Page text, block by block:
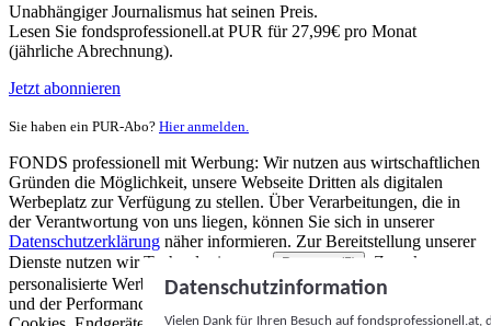
Unabhängiger Journalismus hat seinen Preis.
Lesen Sie fondsprofessionell.at PUR für 27,99€ pro Monat
(jährliche Abrechnung).
Jetzt abonnieren
Sie haben ein PUR-Abo? Hier anmelden.
FONDS professionell mit Werbung: Wir nutzen aus wirtschaftlichen
Gründen die Möglichkeit, unsere Webseite Dritten als digitalen
Werbeplatz zur Verfügung zu stellen. Über Verarbeitungen, die in
der Verantwortung von uns liegen, können Sie sich in unserer
Datenschutzerklärung näher informieren. Zur Bereitstellung unserer
Dienste nutzen wir Technologien von
Partnern (5)
. Zwecke:
personalisierte Werbung und Inhalte, Messung von Werbeleistung
und der Performance von Inhalten sowie Zielgruppenforschung.
Datenschutzinformation
Vielen Dank für Ihren Besuch auf